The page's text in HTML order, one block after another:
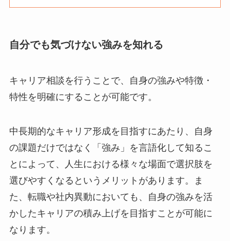
自分でも気づけない強みを知れる
キャリア相談を行うことで、自身の強みや特徴・
特性を明確にすることが可能です。
中長期的なキャリア形成を目指すにあたり、自身
の課題だけではなく「強み」を言語化して知るこ
とによって、人生における様々な場面で選択肢を
選びやすくなるというメリットがあります。ま
た、転職や社内異動においても、自身の強みを活
かしたキャリアの積み上げを目指すことが可能に
なります。